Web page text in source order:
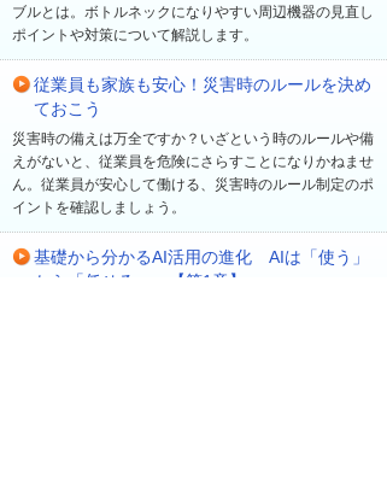
ブルとは。ボトルネックになりやすい周辺機器の見直し
ポイントや対策について解説します。
従業員も家族も安心！災害時のルールを決め
ておこう
災害時の備えは万全ですか？いざという時のルールや備
えがないと、従業員を危険にさらすことになりかねませ
ん。従業員が安心して働ける、災害時のルール制定のポ
イントを確認しましょう。
基礎から分かるAI活用の進化 AIは「使う」
から「任せる」へ【第1章】